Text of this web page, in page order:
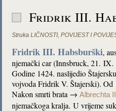
Fridrik III.
Struka LIČNOSTI,POVIJEST I
Fridrik III. Habsburški,
njemački car (Innsbruck, 21.
Godine 1424. naslijedio
vojvoda Fridrik V. Štajerski). Od
Nakon smrti brata →Albrechta
njemačkoga kralja. U vrijeme